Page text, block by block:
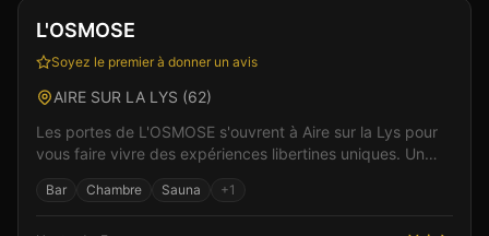
L'OSMOSE
Soyez le premier à donner un avis
AIRE SUR LA LYS (62)
Les portes de L'OSMOSE s'ouvrent à Aire sur la Lys pour
vous faire vivre des expériences libertines uniques. Un
Bar Chambre Sauna +1